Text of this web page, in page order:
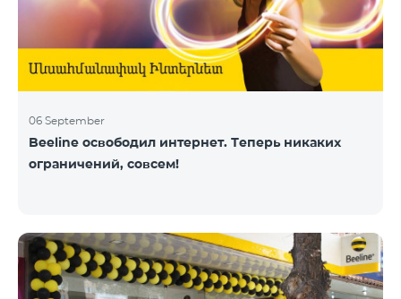
06 September
Beeline освободил интернет. Теперь никаких
ограничений, совсем!